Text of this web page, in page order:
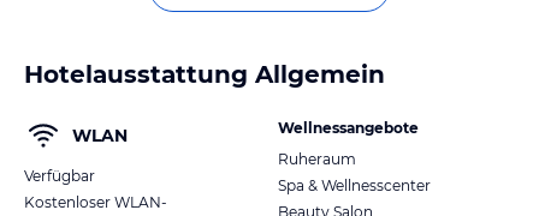
Hotelausstattung Allgemein
WLAN
Verfügbar
Kostenloser WLAN-
Wellnessangebote
Ruheraum
Spa & Wellnesscenter
Beauty Salon